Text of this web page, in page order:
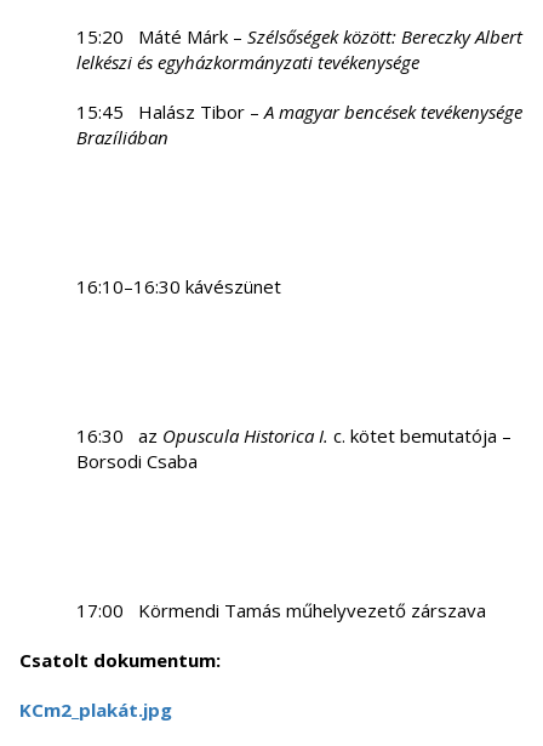
15:20 Máté Márk –Szélsőségek között: Bereczky Albert
lelkészi és egyházkormányzati tevékenysége
15:45 Halász Tibor –Amagyar bencések tevékenysége
Brazíliában
16:10–16:30 kávészünet
16:30 az Opuscula Historica I. c. kötet bemutatója –
Borsodi Csaba
17:00 Körmendi Tamás műhelyvezető zárszava
Csatolt dokumentum:
KCm2_plakát.jpg